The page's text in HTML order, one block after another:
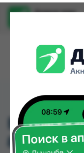
Доруи ман
БИНТ
80X5.0М